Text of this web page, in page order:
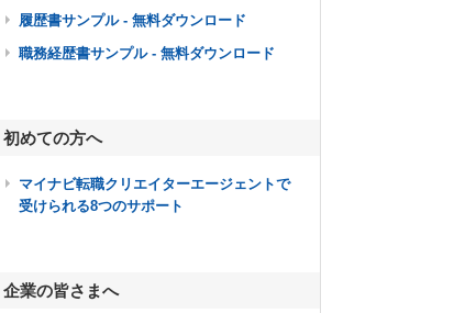
履歴書サンプル - 無料ダウンロード
職務経歴書サンプル - 無料ダウンロード
初めての方へ
マイナビ転職クリエイターエージェントで
受けられる8つのサポート
企業の皆さまへ